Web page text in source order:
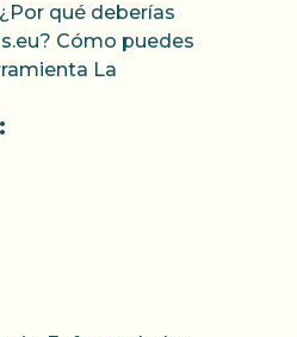
qué deberías
Cómo puedes
La